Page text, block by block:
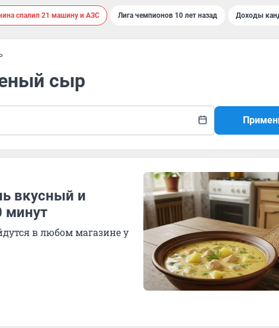
спалил 21 машину и АЗС Лига чемпионов 10 лет назад Доходы
сыр
вкусный и
минут
в любом магазине у